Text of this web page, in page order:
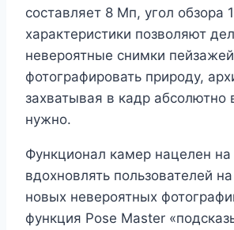
составляет 8 Мп, угол обзора
характеристики позволяют
невероятные снимки
фотографировать природу,
захватывая в кадр абсолютно
нужно.
Функционал камер нацелен на
вдохновлять пользователей
новых невероятных
функция Pose Master